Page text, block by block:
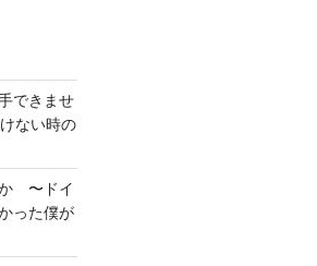
できませ
ない時の
か 〜ドイ
った僕が